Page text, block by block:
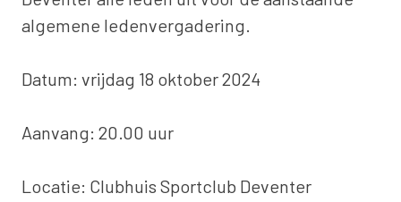
algemene ledenvergadering.
Datum: vrijdag 18 oktober 2024
Aanvang: 20.00 uur
Locatie: Clubhuis Sportclub Deventer